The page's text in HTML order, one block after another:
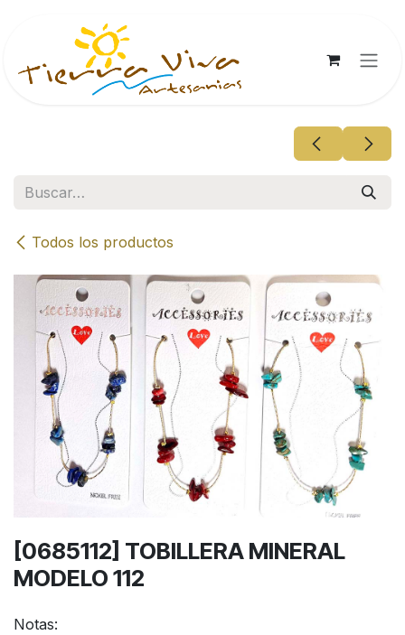
Todos los productos
[0685112] TOBILLERA MINERAL
MODELO 112
Notas: